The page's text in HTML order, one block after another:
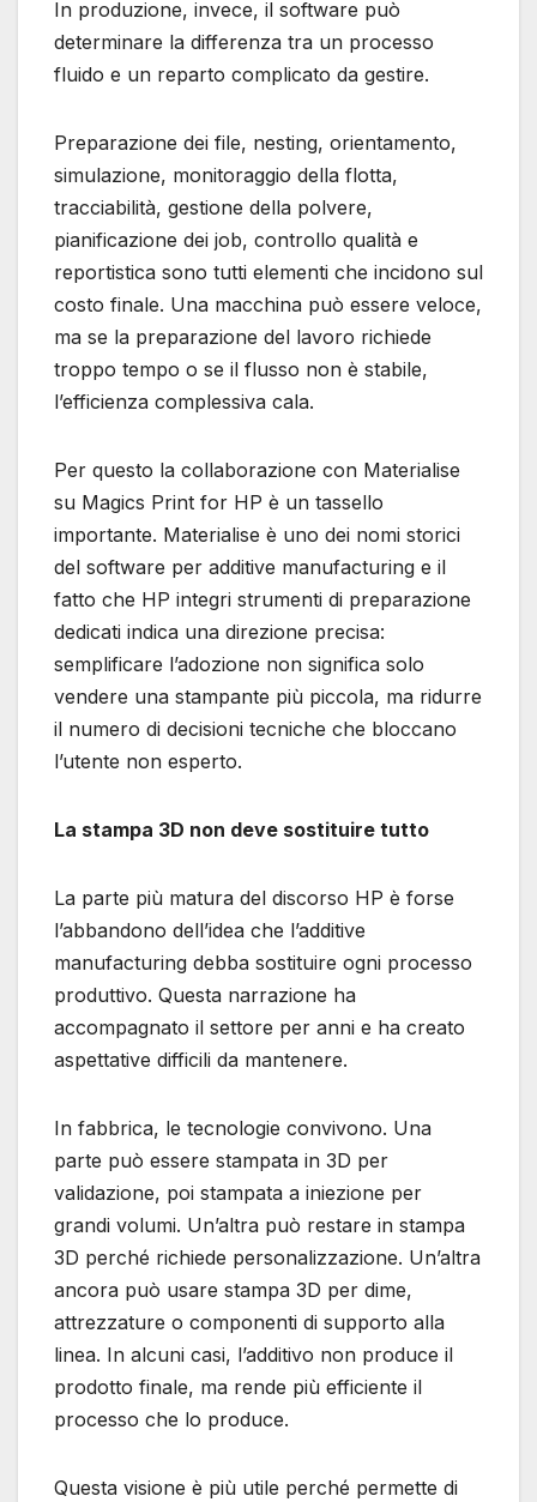
In produzione, invece, il software può
determinare la differenza tra un processo
fluido e un reparto complicato da gestire.
Preparazione dei file, nesting, orientamento,
simulazione, monitoraggio della flotta,
tracciabilità, gestione della polvere,
pianificazione dei job, controllo qualità e
reportistica sono tutti elementi che incidono sul
costo finale. Una macchina può essere veloce,
ma se la preparazione del lavoro richiede
troppo tempo o se il flusso non è stabile,
l’efficienza complessiva cala.
Per questo la collaborazione con Materialise
su Magics Print for HP è un tassello
importante. Materialise è uno dei nomi storici
del software per additive manufacturing e il
fatto che HP integri strumenti di preparazione
dedicati indica una direzione precisa:
semplificare l’adozione non significa solo
vendere una stampante più piccola, ma ridurre
il numero di decisioni tecniche che bloccano
l’utente non esperto.
La stampa 3D non deve sostituire tutto
La parte più matura del discorso HP è forse
l’abbandono dell’idea che l’additive
manufacturing debba sostituire ogni processo
produttivo. Questa narrazione ha
accompagnato il settore per anni e ha creato
aspettative difficili da mantenere.
In fabbrica, le tecnologie convivono. Una
parte può essere stampata in 3D per
validazione, poi stampata a iniezione per
grandi volumi. Un’altra può restare in stampa
3D perché richiede personalizzazione. Un’altra
ancora può usare stampa 3D per dime,
attrezzature o componenti di supporto alla
linea. In alcuni casi, l’additivo non produce il
prodotto finale, ma rende più efficiente il
processo che lo produce.
Questa visione è più utile perché permette di